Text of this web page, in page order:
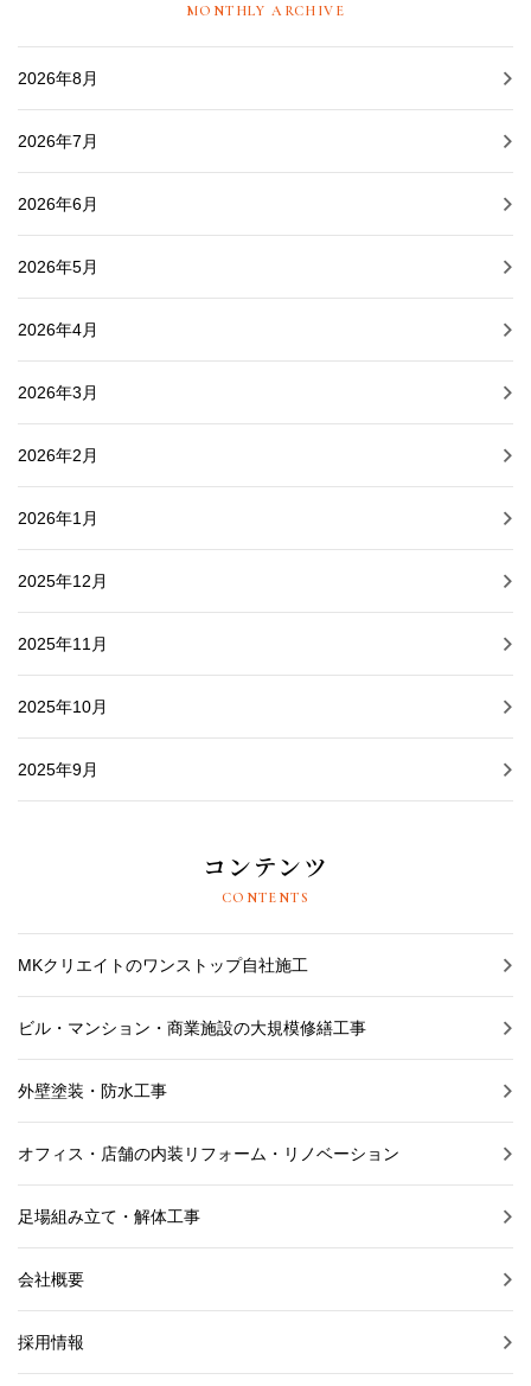
MONTHLY ARCHIVE
2026年8月
2026年7月
2026年6月
2026年5月
2026年4月
2026年3月
2026年2月
2026年1月
2025年12月
2025年11月
2025年10月
2025年9月
コンテンツ
CONTENTS
MKクリエイトのワンストップ自社施工
ビル・マンション・商業施設の大規模修繕工事
外壁塗装・防水工事
オフィス・店舗の内装リフォーム・リノベーション
足場組み立て・解体工事
会社概要
採用情報